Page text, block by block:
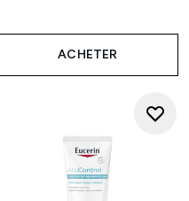
ACHETER